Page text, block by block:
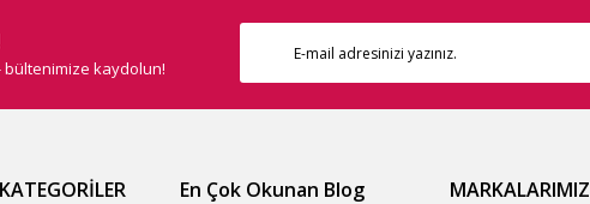
kaydolun!
En Çok Okunan Blog
MARKALARIMIZ